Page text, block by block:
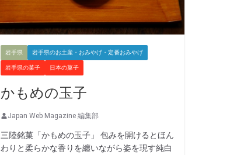
岩手県 岩手県のお土産・おみやげ・定番おみやげ
岩手県の菓子 日本の菓子
かもめの玉子
Japan Web Magazine 編集部
三陸銘菓「かもめの玉子」 包みを開けるとほん
わりと柔らかな香りを纏いながら姿を現す純白